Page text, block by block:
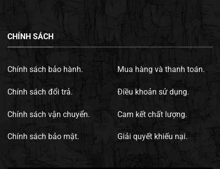
CHÍNH SÁCH
Chính sách bảo hành.
Chính sách đổi trả.
Chính sách vận chuyển.
Chính sách bảo mật.
Mua hàng và thanh toán.
Điều khoản sử dụng.
Cam kết chất lượng.
Giải quyết khiếu nại.